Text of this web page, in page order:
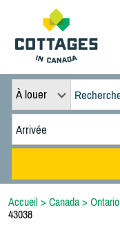
À louer
Accueil > Canada > Ontario
43038